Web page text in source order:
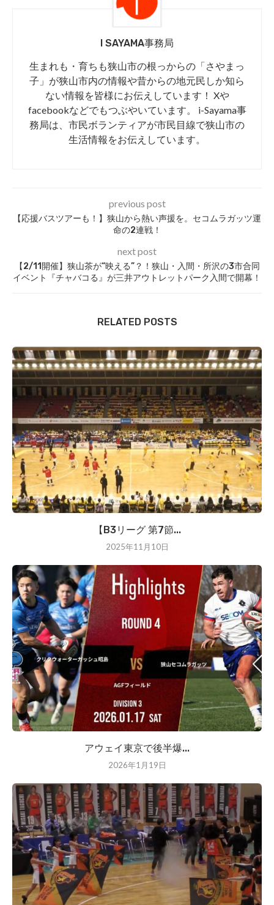
I SAYAMA事務局
生まれも・育ちも狭山市の根っからの「さやまっ
子」が狭山市内の情報や昔からの地元民しか知ら
ない情報を皆様にお伝えしています！ Xや
facebookなどでもつぶやいています。 i-Sayama事
務局は、市民ボランティアが市民目線で狭山市の
生活情報をお伝えしています。
previous post
【応援バスツアーも！】狭山から熱い声援を。セコムラガッツ運
命の2連戦！
next post
【2/11開催】狭山茶が“映える”？！狭山・入間・所沢の3市合同
イベント『チャバコる』が三井アウトレットパーク入間で開幕！
RELATED POSTS
【B3リーグ 第7節...
2025年11月10日
アウェイ東京で後半爆...
2026年1月19日